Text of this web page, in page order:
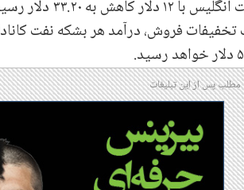
مطلب پس از این تبلیغات